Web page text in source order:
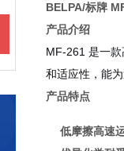
BELPA/标牌
产品介绍
MF-261 是一
和适应性，能
产品特点
低摩擦高速